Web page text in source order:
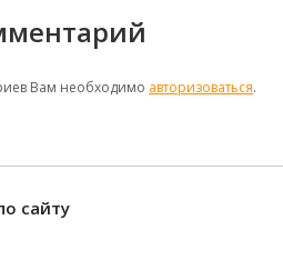
Вам необходимо авторизоваться.
сайту